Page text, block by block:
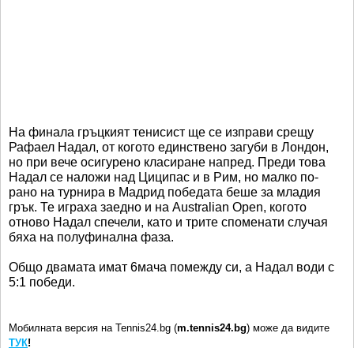
На финала гръцкият тенисист ще се изправи срещу
Рафаел Надал, от когото единствено загуби в Лондон,
но при вече осигурено класиране напред. Преди това
Надал се наложи над Циципас и в Рим, но малко по-
рано на турнира в Мадрид победата беше за младия
грък. Те играха заедно и на Australian Open, когото
отново Надал спечели, като и трите споменати случая
бяха на полуфинална фаза.
Общо двамата имат 6мача помежду си, а Надал води с
5:1 победи.
Мобилната версия на Tennis24.bg (m.tennis24.bg) може да видите
ТУК!